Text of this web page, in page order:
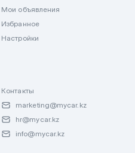
Мои объявления
Избранное
Настройки
Контакты
marketing@mycar.kz
hr@mycar.kz
info@mycar.kz